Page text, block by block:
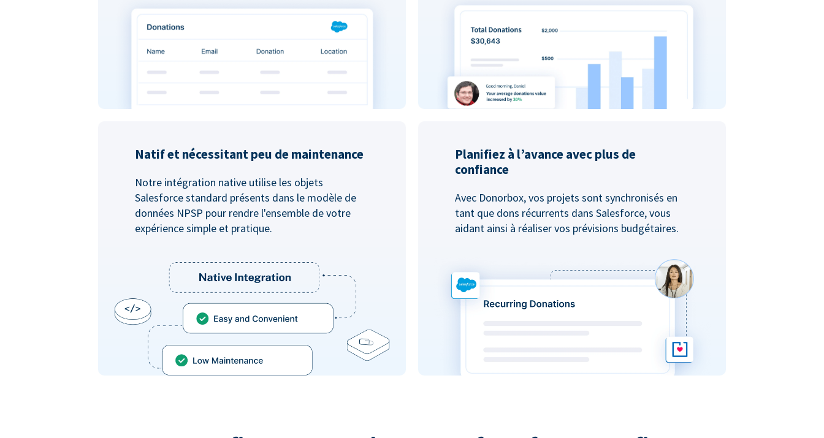
Natif et nécessitant peu de maintenance
Notre intégration native utilise les objets
Salesforce standard présents dans le modèle de
données NPSP pour rendre l'ensemble de votre
expérience simple et pratique.
Planifiez à l’avance avec plus de
confiance
Avec Donorbox, vos projets sont synchronisés en
tant que dons récurrents dans Salesforce, vous
aidant ainsi à réaliser vos prévisions budgétaires.